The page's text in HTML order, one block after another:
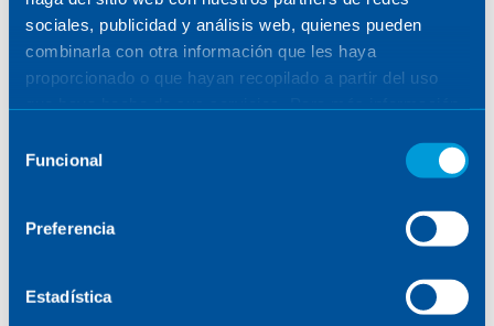
sociales, publicidad y análisis web, quienes pueden
combinarla con otra información que les haya
proporcionado o que hayan recopilado a partir del uso
Funcional
Preferencia
Estadística
March 21, 2023